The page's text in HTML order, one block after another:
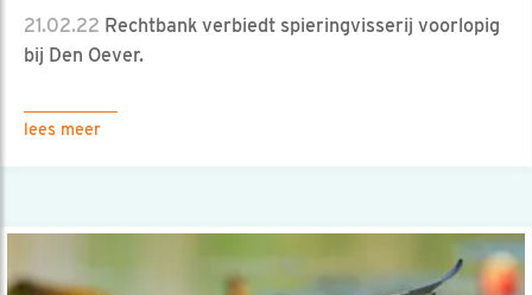
21.02.22 Rechtbank verbiedt spieringvisserij voorlopig
bij Den Oever.
lees meer